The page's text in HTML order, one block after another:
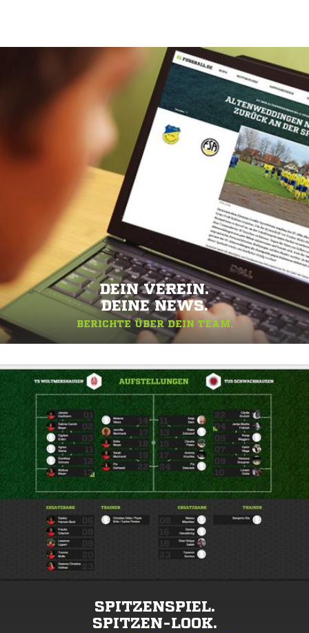
DEIN VEREIN.
DEINE NEWS.
BERICHTE ÜBER DEIN TEAM.
SPITZENSPIEL.
SPITZEN-LOOK.